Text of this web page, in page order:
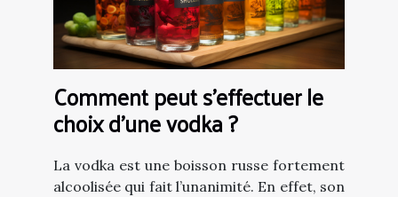
Comment peut s’effectuer le
choix d’une vodka ?
La vodka est une boisson russe fortement
alcoolisée qui fait l’unanimité. En effet, son